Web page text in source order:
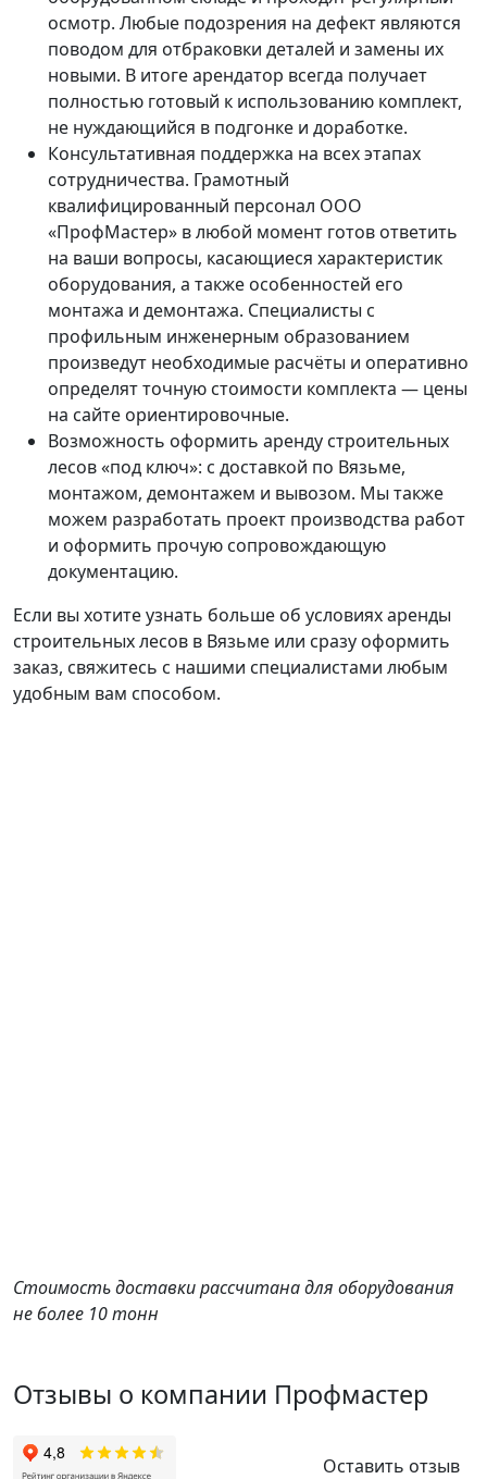
осмотр. Любые подозрения на дефект являются
поводом для отбраковки деталей и замены их
новыми. В итоге арендатор всегда получает
полностью готовый к использованию комплект,
не нуждающийся в подгонке и доработке.
Консультативная поддержка на всех этапах
сотрудничества. Грамотный
квалифицированный персонал ООО
«ПрофМастер» в любой момент готов ответить
на ваши вопросы, касающиеся характеристик
оборудования, а также особенностей его
монтажа и демонтажа. Специалисты с
профильным инженерным образованием
произведут необходимые расчёты и оперативно
определят точную стоимости комплекта — цены
на сайте ориентировочные.
Возможность оформить аренду строительных
лесов «под ключ»: с доставкой по Вязьме,
монтажом, демонтажем и вывозом. Мы также
можем разработать проект производства работ
и оформить прочую сопровождающую
документацию.
Если вы хотите узнать больше об условиях аренды
строительных лесов в Вязьме или сразу оформить
заказ, свяжитесь с нашими специалистами любым
удобным вам способом.
Стоимость доставки рассчитана для оборудования
не более 10 тонн
Отзывы о компании Профмастер
Оставить отзыв